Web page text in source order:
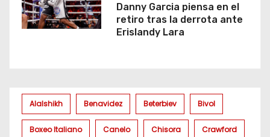
Danny Garcia piensa en el
retiro tras la derrota ante
Erislandy Lara
Alalshikh Benavidez Beterbiev Bivol
Boxeo Italiano Canelo Chisora Crawford